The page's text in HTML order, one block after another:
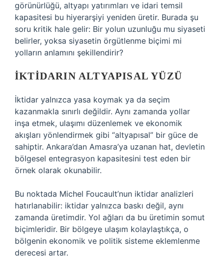
görünürlüğü, altyapı yatırımları ve idari temsil
kapasitesi bu hiyerarşiyi yeniden üretir. Burada şu
soru kritik hale gelir: Bir yolun uzunluğu mu siyaseti
belirler, yoksa siyasetin örgütlenme biçimi mi
yolların anlamını şekillendirir?
İKTIDARIN ALTYAPISAL YÜZÜ
İktidar yalnızca yasa koymak ya da seçim
kazanmakla sınırlı değildir. Aynı zamanda yollar
inşa etmek, ulaşımı düzenlemek ve ekonomik
akışları yönlendirmek gibi “altyapısal” bir güce de
sahiptir. Ankara’dan Amasra’ya uzanan hat, devletin
bölgesel entegrasyon kapasitesini test eden bir
örnek olarak okunabilir.
Bu noktada Michel Foucault’nun iktidar analizleri
hatırlanabilir: iktidar yalnızca baskı değil, aynı
zamanda üretimdir. Yol ağları da bu üretimin somut
biçimleridir. Bir bölgeye ulaşım kolaylaştıkça, o
bölgenin ekonomik ve politik sisteme eklemlenme
derecesi artar.